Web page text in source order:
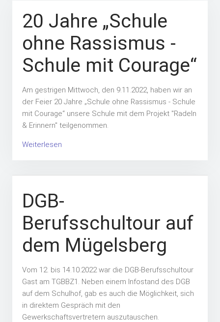
20 Jahre „Schule
ohne Rassismus -
Schule mit Courage“
Am gestrigen Mittwoch, den 9.11.2022, haben wir an
der Feier 20 Jahre „Schule ohne Rassismus - Schule
mit Courage“ unsere Schule mit dem Projekt "Radeln
& Erinnern" teilgenommen.
Weiterlesen
DGB-
Berufsschultour auf
dem Mügelsberg
Vom 12. bis 14.10.2022 war die DGB-Berufsschultour
Gast am TGBBZ1. Neben einem Infostand des DGB
auf dem Schulhof, gab es auch die Möglichkeit, sich
in direktem Gespräch mit den
Gewerkschaftsvertretern auszutauschen.